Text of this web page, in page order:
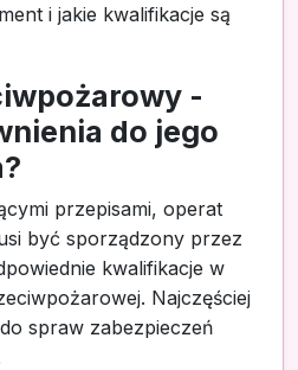
i jakie kwalifikacje są
-
do jego
przepisami, operat
być sporządzony przez
kwalifikacje w
Najczęściej
spraw zabezpieczeń